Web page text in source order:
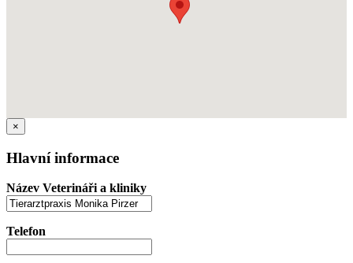
×
Hlavní informace
Název Veterináři a kliniky
Telefon